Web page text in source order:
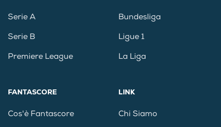
Serie A
Serie B
Premiere League
Bundesliga
Ligue 1
La Liga
FANTASCORE
Cos'è Fantascore
LINK
Chi Siamo